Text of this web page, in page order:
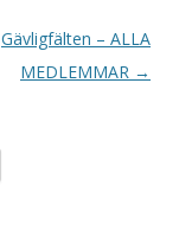
Gävligfälten – ALLA
MEDLEMMAR →